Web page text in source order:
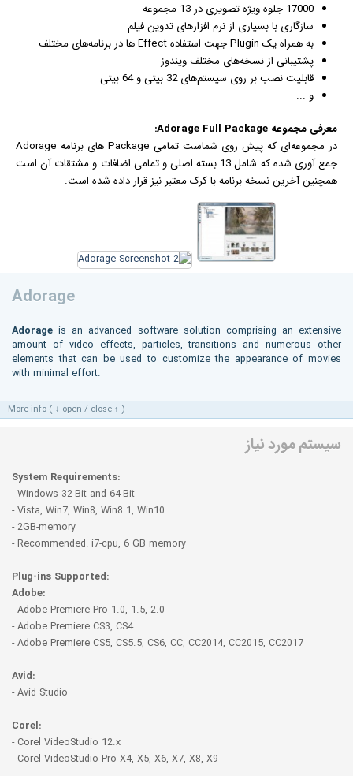
17000 جلوه ویژه تصویری در 13 مجموعه
سازگاری با بسیاری از نرم افزارهای تدوینفیلم
به همراه یک Plugin جهت استفاده Effect ها در برنامه‌های مختلف
پشتیبانی از نسخه‌های مختلفویندوز
قابلیت نصب بر روی سیستم‌های 32 بیتی و 64 بیتی
و ...
معرفی مجموعه Adorage Full Package:
در مجموعه‌ای که پیش روی شماست تمامی Package های برنامه Adorage
جمع آوری شده که شامل 13 بسته اصلی و تمامی اضافات و مشتقات آن است
همچنین آخرین نسخه برنامه با کرک معتبر نیز قرار داده شده است.
Adorage
Adorage is an advanced software solution comprising an extensive
amount of video effects, particles, transitions and numerous other
elements that can be used to customize the appearance of movies
with minimal effort.
More info ( ↓ open / close ↑ )
سیستم مورد نیاز
System Requirements:
- Windows 32-Bit and 64-Bit
- Vista, Win7, Win8, Win8.1, Win10
- 2GB-memory
- Recommended: i7-cpu, 6 GB memory
Plug-ins Supported:
Adobe:
- Adobe Premiere Pro 1.0, 1.5, 2.0
- Adobe Premiere CS3, CS4
- Adobe Premiere CS5, CS5.5, CS6, CC, CC2014, CC2015, CC2017
Avid:
- Avid Studio
Corel:
- Corel VideoStudio 12.x
- Corel VideoStudio Pro X4, X5, X6, X7, X8, X9